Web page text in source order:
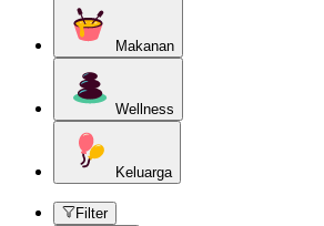
Makanan
Wellness
Keluarga
Filter